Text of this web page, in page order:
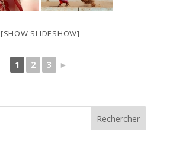
[SHOW SLIDESHOW]
1 2 3 ►